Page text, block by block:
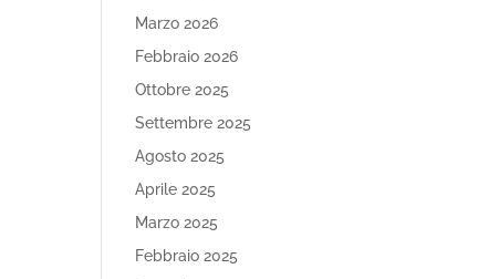
Marzo 2026
Febbraio 2026
Ottobre 2025
Settembre 2025
Agosto 2025
Aprile 2025
Marzo 2025
Febbraio 2025